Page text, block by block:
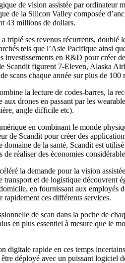
de vision assistée par ordinateur
de la Silicon Valley composée
43 millions de dollars.
ses revenus récurrents,
tels que l’Asie Pacifique ainsi
en R&D pour créer
Scandit figurent 7-Eleven, Alaska
scans chaque année sur plus de 100
la lecture de codes-barres, la
drones en passant par les
angle difficile etc).
en combinant le monde
de Scandit pour créer des
de la santé, Scandit est
réaliser des économies
la demande pour la vision
et de logistique
en fournissant aux
ces différents services.
de scan dans la poche de
en plus essentiel à mesure que le
rapide en ces temps
déployé avec un puissant